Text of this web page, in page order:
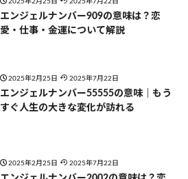
2025年2月25日 2025年7月22日
エンジェルナンバー909の意味は？恋
愛・仕事・金運について解説
2025年2月25日 2025年7月22日
エンジェルナンバー55555の意味｜もう
すぐ人生の大きな変化が訪れる
2025年2月25日 2025年7月22日